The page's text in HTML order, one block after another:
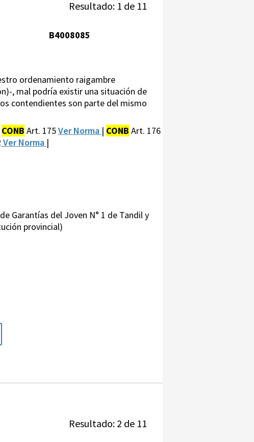
Resultado: 1 de 11
B4008085
ordenamiento raigambre
, mal podría existir una situación de
contendientes son parte del mismo
CONB Art. 175Ver Norma | CONB Art. 176
Ver Norma |
Garantías del Joven N° 1 de Tandil y
provincial)
Resultado: 2 de 11